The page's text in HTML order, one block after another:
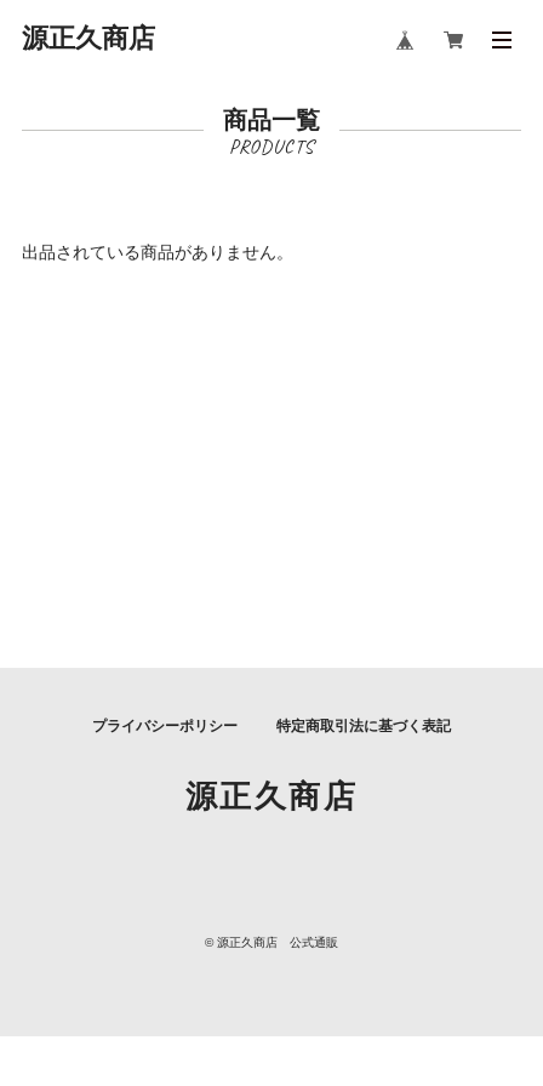
源正久商店
商品一覧
出品されている商品がありません。
プライバシーポリシー 特定商取引法に基づく表記
源正久商店
© 源正久商店 公式通販